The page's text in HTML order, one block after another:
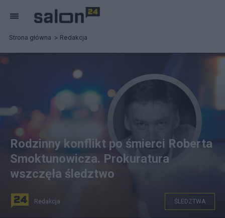
Strona główna Redakcja
Rodzinny konflikt po śmierci Roberta
Smoktunowicza. Prokuratura
wszczęła śledztwo
Redakcja ŚLEDZTWA